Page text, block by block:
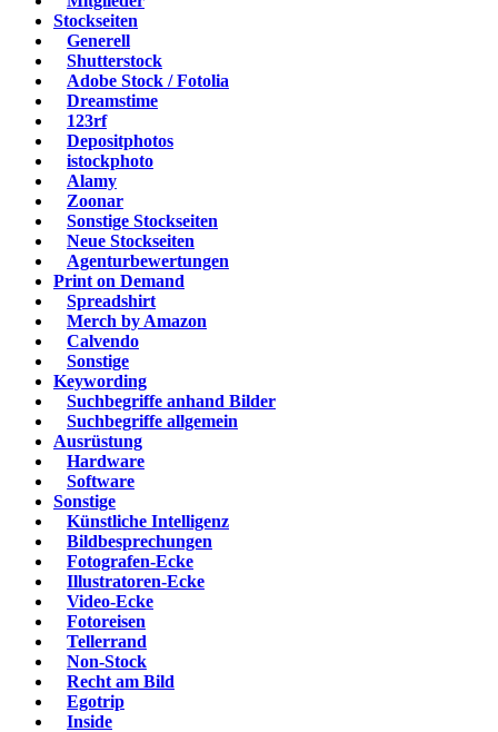
Stockseiten
Generell
Shutterstock
Adobe Stock / Fotolia
Dreamstime
123rf
Depositphotos
istockphoto
Alamy
Zoonar
Sonstige Stockseiten
Neue Stockseiten
Agenturbewertungen
Print on Demand
Spreadshirt
Merch by Amazon
Calvendo
Sonstige
Keywording
Suchbegriffe anhand Bilder
Suchbegriffe allgemein
Ausrüstung
Hardware
Software
Sonstige
Künstliche Intelligenz
Bildbesprechungen
Fotografen-Ecke
Illustratoren-Ecke
Video-Ecke
Fotoreisen
Tellerrand
Non-Stock
Recht am Bild
Egotrip
Inside